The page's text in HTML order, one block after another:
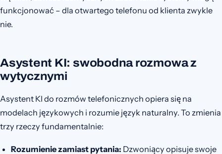
funkcjonować – dla otwartego telefonu od klienta zwykle
nie.
Asystent KI: swobodna rozmowa z
wytycznymi
Asystent KI do rozmów telefonicznych opiera się na
modelach językowych i rozumie język naturalny. To zmienia
trzy rzeczy fundamentalnie:
Rozumienie zamiast pytania: Dzwoniący opisuje swoje